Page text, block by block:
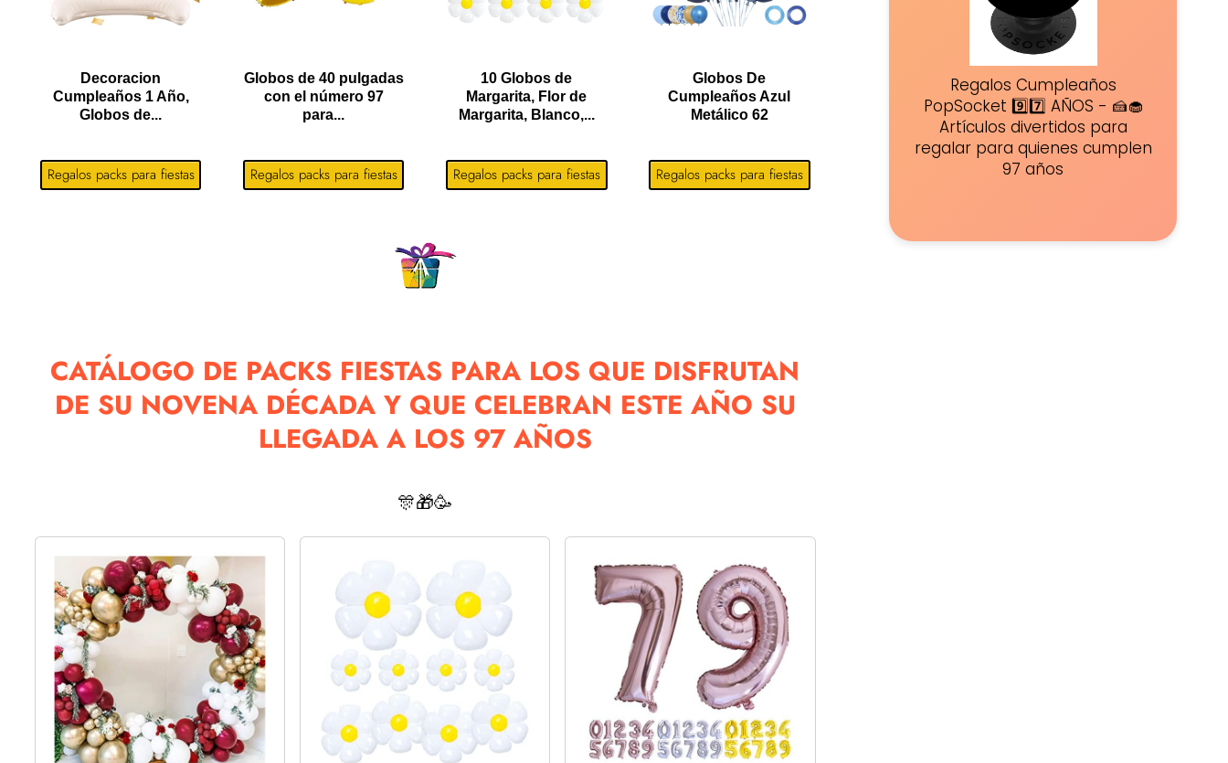
Decoracion
Cumpleaños 1 Año,
Globos de...
Regalos packs para fiestas
Globos de 40 pulgadas
con el número 97
para...
Regalos packs para fiestas
10 Globos de
Margarita, Flor de
Margarita, Blanco,...
Regalos packs para fiestas
Globos De
Cumpleaños Azul
Metálico 62
Regalos packs para fiestas
CATÁLOGO DE PACKS FIESTAS PARA LOS QUE DISFRUTAN
DE SU NOVENA DÉCADA Y QUE CELEBRAN ESTE AÑO SU
LLEGADA A LOS 97 AÑOS
🎊🎁🥳
Regalos Cumpleaños
PopSocket 9️⃣7️⃣ AÑOS - 🍰🧁
Artículos divertidos para
regalar para quienes cumplen
97 años